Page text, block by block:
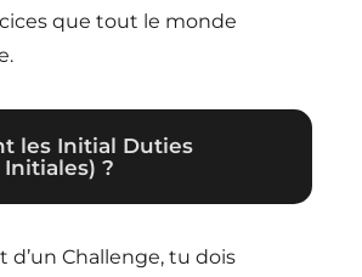
que tout le monde
les Initial Duties
Initiales) ?
d’un Challenge, tu dois